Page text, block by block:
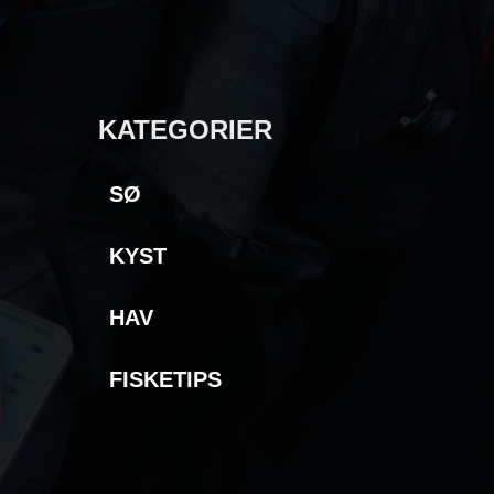
KATEGORIER
SØ
KYST
HAV
FISKETIPS